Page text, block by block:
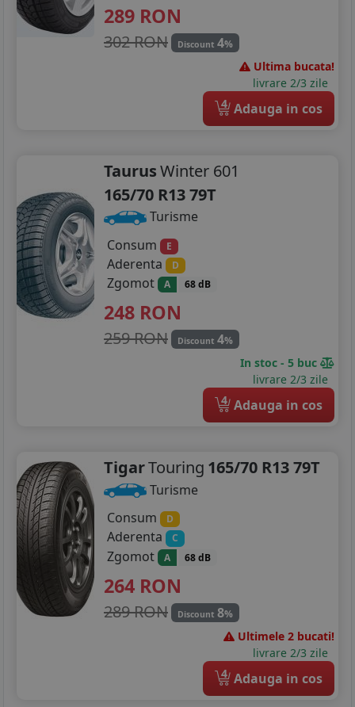
289 RON
302 RON Discount 4%
Ultima bucata!
livrare 2/3 zile
4 Adauga in cos
TaurusWinter 601
165/70 R13 79T
Turisme
Consum
E
Aderenta D
Zgomot A 68 dB
248 RON
259 RON Discount 4%
In stoc - 5 buc
livrare 2/3 zile
4 Adauga in cos
TigarTouring 165/70 R13 79T
Turisme
Consum
D
Aderenta C
Zgomot A 68 dB
264 RON
289 RON Discount 8%
Ultimele 2 bucati!
livrare 2/3 zile
4 Adauga in cos